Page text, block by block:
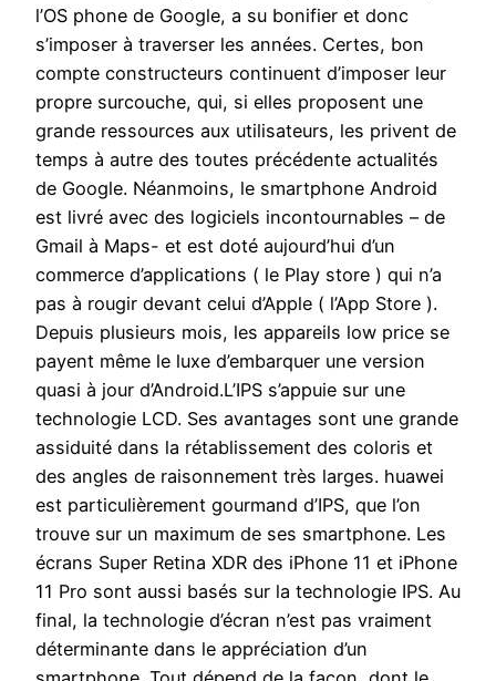
l’OS phone de Google, a su bonifier et donc
s’imposer à traverser les années. Certes, bon
compte constructeurs continuent d’imposer leur
propre surcouche, qui, si elles proposent une
grande ressources aux utilisateurs, les privent de
temps à autre des toutes précédente actualités
de Google. Néanmoins, le smartphone Android
est livré avec des logiciels incontournables – de
Gmail à Maps- et est doté aujourd’hui d’un
commerce d’applications ( le Play store ) qui n’a
pas à rougir devant celui d’Apple ( l’App Store ).
Depuis plusieurs mois, les appareils low price se
payent même le luxe d’embarquer une version
quasi à jour d’Android.L’IPS s’appuie sur une
technologie LCD. Ses avantages sont une grande
assiduité dans la rétablissement des coloris et
des angles de raisonnement très larges. huawei
est particulièrement gourmand d’IPS, que l’on
trouve sur un maximum de ses smartphone. Les
écrans Super Retina XDR des iPhone 11 et iPhone
11 Pro sont aussi basés sur la technologie IPS. Au
final, la technologie d’écran n’est pas vraiment
déterminante dans le appréciation d’un